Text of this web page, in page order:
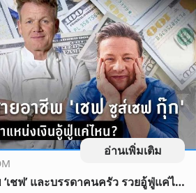
#SCBThailand
ารถดูคลิปท
อ่านเพิ่มเติม
เปิด ‘รายได้’ สายอาชีพ ‘เชฟ’ และบรรดาคนครัว รวยอู้ฟู่แค่ไหน?